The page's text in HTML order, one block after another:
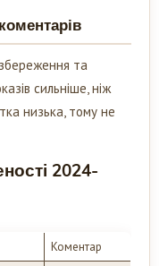
та
сильніше, ніж
низька, тому не
2024-
Коментар